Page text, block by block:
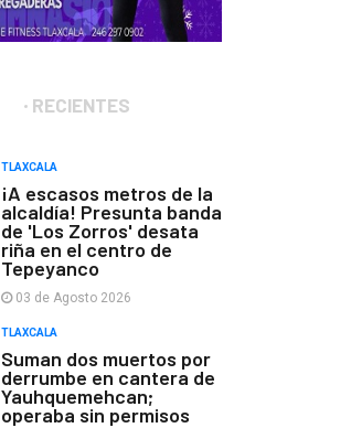
RECIENTES
TLAXCALA
¡A escasos metros de la
alcaldía! Presunta banda
de 'Los Zorros' desata
riña en el centro de
Tepeyanco
03 de Agosto 2026
TLAXCALA
Suman dos muertos por
derrumbe en cantera de
Yauhquemehcan;
operaba sin permisos